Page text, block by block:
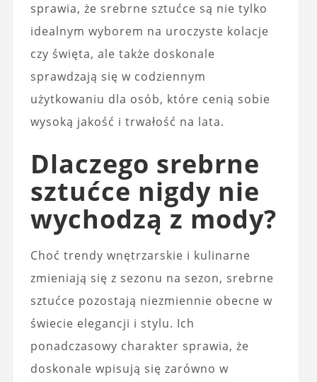
sprawia, że srebrne sztućce są nie tylko
idealnym wyborem na uroczyste kolacje
czy święta, ale także doskonale
sprawdzają się w codziennym
użytkowaniu dla osób, które cenią sobie
wysoką jakość i trwałość na lata.
Dlaczego srebrne
sztućce nigdy nie
wychodzą z mody?
Choć trendy wnętrzarskie i kulinarne
zmieniają się z sezonu na sezon, srebrne
sztućce pozostają niezmiennie obecne w
świecie elegancji i stylu. Ich
ponadczasowy charakter sprawia, że
doskonale wpisują się zarówno w